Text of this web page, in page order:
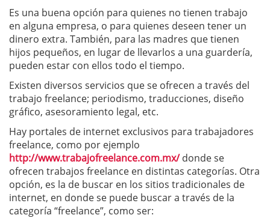
Es una buena opción para quienes no tienen trabajo
en alguna empresa, o para quienes deseen tener un
dinero extra. También, para las madres que tienen
hijos pequeños, en lugar de llevarlos a una guardería,
pueden estar con ellos todo el tiempo.
Existen diversos servicios que se ofrecen a través del
trabajo freelance; periodismo, traducciones, diseño
gráfico, asesoramiento legal, etc.
Hay portales de internet exclusivos para trabajadores
freelance, como por ejemplo
http://www.trabajofreelance.com.mx/ donde se
ofrecen trabajos freelance en distintas categorías. Otra
opción, es la de buscar en los sitios tradicionales de
internet, en donde se puede buscar a través de la
categoría “freelance”, como ser: